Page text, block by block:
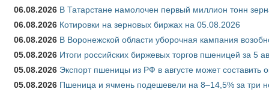
06.08.2026 В Татарстане намолочен первый миллион тонн
06.08.2026 Котировки на зерновых биржах на 05.08.2026
06.08.2026 В Воронежской области уборочная кампания
05.08.2026 Итоги российских биржевых торгов пшеницей за 5
05.08.2026 Экспорт пшеницы из РФ в августе может составить
05.08.2026 Пшеница и ячмень подешевели на 8–14,5% за три